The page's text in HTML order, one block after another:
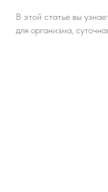
В этой статье вы
для организма,